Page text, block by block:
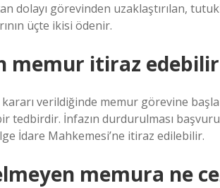
dolayı görevinden uzaklaştırılan,
üçte ikisi ödenir.
memur itiraz
verildiğinde memur görevine
tedbirdir. İnfazın durdurulması
İdare Mahkemesi’ne itiraz edilebilir.
memura ne